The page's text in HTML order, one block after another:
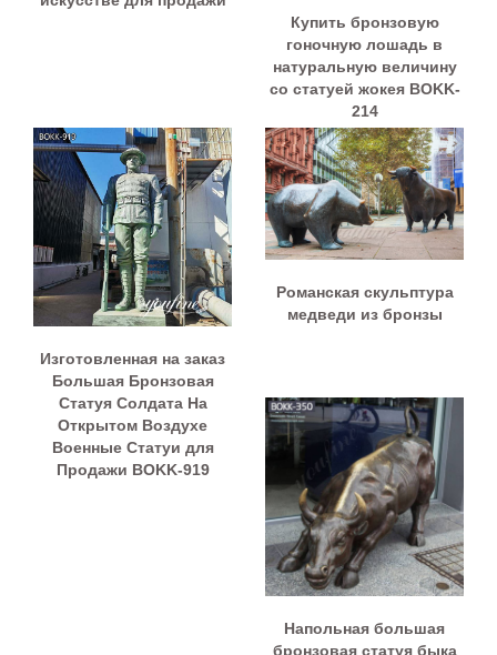
Купить бронзовую
гоночную лошадь в
натуральную величину
со статуей жокея BOKK-
214
Изготовленная на заказ
Большая Бронзовая
Статуя Солдата На
Открытом Воздухе
Военные Статуи для
Продажи BOKK-919
Романская скульптура
медведи из бронзы
Напольная большая
бронзовая статуя быка